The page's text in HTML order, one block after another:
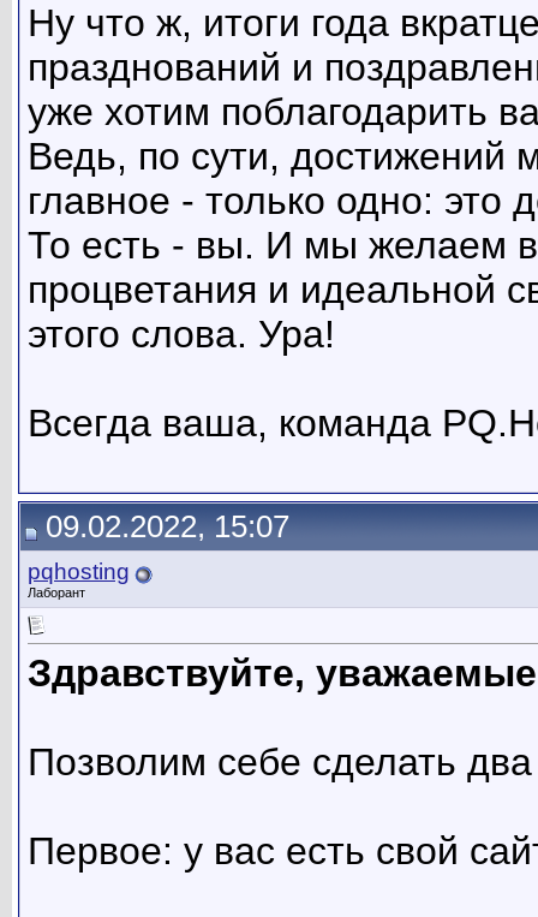
Ну что ж, итоги года
празднований и
уже хотим поблагодарить
Ведь, по сути, достижений
главное - только одно: это
То есть - вы. И мы желаем
процветания и идеальной
этого слова. Ура!
Всегда ваша, команда
09.02.2022, 15:07
pqhosting
Лаборант
Здравствуйте,
Позволим себе сделать
Первое: у вас есть свой